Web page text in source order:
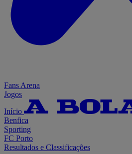
Fans Arena
Jogos
Início
Benfica
Sporting
FC Porto
Resultados e Classificações